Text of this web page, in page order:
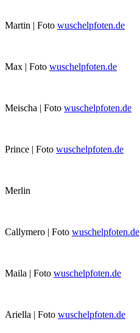
Martin | Foto wuschelpfoten.de
Max | Foto wuschelpfoten.de
Meischa | Foto wuschelpfoten.de
Prince | Foto wuschelpfoten.de
Merlin
Callymero | Foto wuschelpfoten.de
Maila | Foto wuschelpfoten.de
Ariella | Foto wuschelpfoten.de